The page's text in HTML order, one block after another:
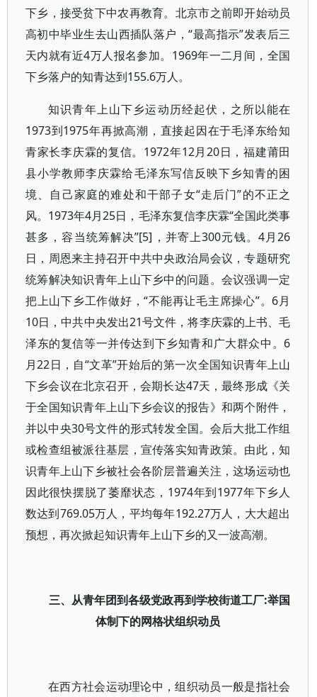
下乡，接受贫下中农再教育。北京市之前即开始动员
高初中毕业生去山西插队落户，“最高指示”发表后三
天内就有近4万人报名参加。1969年一二月间，全国
下乡落户的知青达到155.6万人。
知识青年上山下乡运动历经起伏，之所以能在
1973到1975年再掀高潮，直接起因在于毛泽东给知
青家长李庆霖的复信。1972年12月20日，福建莆田
县小学教师李庆霖给毛泽东写信反映下乡知青的困
境、自己家庭的难处和干部子女“走后门”的不正之
风。1973年4月25日，毛泽东复信李庆霖“全国此类事
甚多，容当统筹解决”[5]，并寄上300元钱。4月26
日，周恩来主持召开中共中央政治局会议，专题研究
统筹解决知识青年上山下乡中的问题。会议强调一定
把上山下乡工作做好，“不能再让毛主席操心”。6月
10日，中共中央发出21号文件，将李庆霖的上书、毛
泽东的复信等一并传达到下乡知青和广大群众中。6
月22日，自“文革”开始后的第一次全国知识青年上山
下乡会议在北京召开，会期长达47天，最终形成《关
于全国知识青年上山下乡会议的报告》和两个附件，
并以中央30号文件的形式转发全国。会后大批工作组
或检查组被派往基层，宣传落实知青政策。由此，知
识青年上山下乡被社会各阶层普遍关注，这场运动也
因此很快摆脱了萎靡状态，1974年到1977年下乡人
数达到769.05万人，平均每年192.27万人，大大超出
预想，再次掀起知识青年上山下乡的又一波高潮。
三、从青年团到各级党政再到学校街道工厂:举国
体制下的网格状组织动员
在西方社会运动理论中，组织动员一般是指社会